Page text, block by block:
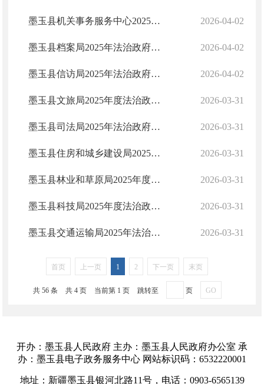
2026-04-02
墨玉县机关事务服务中心2025年法治政府建设年度报告
2026-04-02
墨玉县档案局2025年法治政府建设年度报告
2026-04-02
墨玉县信访局2025年法治政府建设年度报告
2026-03-31
墨玉县文旅局2025年度法治政府建设报告
2026-03-31
墨玉县司法局2025年法治政府建设年度报告
2026-03-31
墨玉县住房和城乡建设局2025年度法治政府建设工作报告
2026-03-31
墨玉县林业和草原局2025年度法治政府建设工作报告
2026-03-31
墨玉县科技局2025年度法治政府建设工作报告
2026-03-31
墨玉县交通运输局2025年法治政府建设工作报告
首页 上一页 1 2 下一页 末页
共 56 条 共 4 页 当前第 1 页 跳转至 页 GO
开办：墨玉县人民政府 主办：墨玉县人民政府办公室 承
办：墨玉县电子政务服务中心 网站标识码：6532220001
地址：新疆墨玉县银河北路11号，电话：0903-6565139